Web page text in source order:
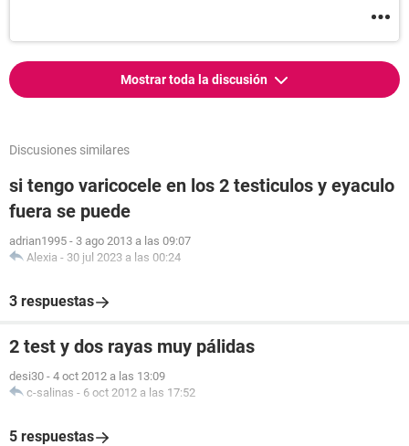
Mostrar toda la discusión
Discusiones similares
si tengo varicocele en los 2 testiculos y eyaculo
fuera se puede
adrian1995 - 3 ago 2013 a las 09:07
Alexia - 30 jul 2023 a las 00:24
3 respuestas
2 test y dos rayas muy pálidas
desi30 - 4 oct 2012 a las 13:09
c-salinas - 6 oct 2012 a las 17:52
5 respuestas